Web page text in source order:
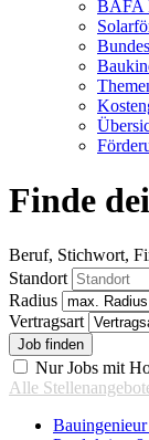
BAFA
Finde
Beruf, Stichwort,
Standort
Radius
Vertragsart
Nur Jobs mit
Alle